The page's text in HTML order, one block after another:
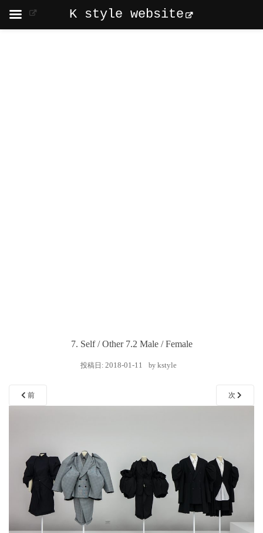
7. Self / Other 7.2 Male / Female
投稿日: 2018-01-11 by kstyle
前 次
K style website